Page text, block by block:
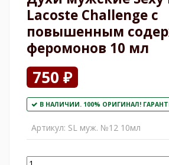
Lacoste Challenge с
повышенным
феромонов 10 мл
750 ₽
В НАЛИЧИИ. 100% ОРИГИНАЛ!
Артикул: SL муж. №12 10мл